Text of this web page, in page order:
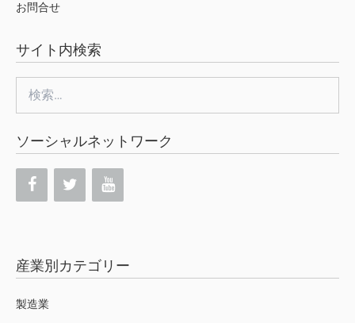
お問合せ
サイト内検索
索:
ソーシャルネットワーク
産業別カテゴリー
製造業